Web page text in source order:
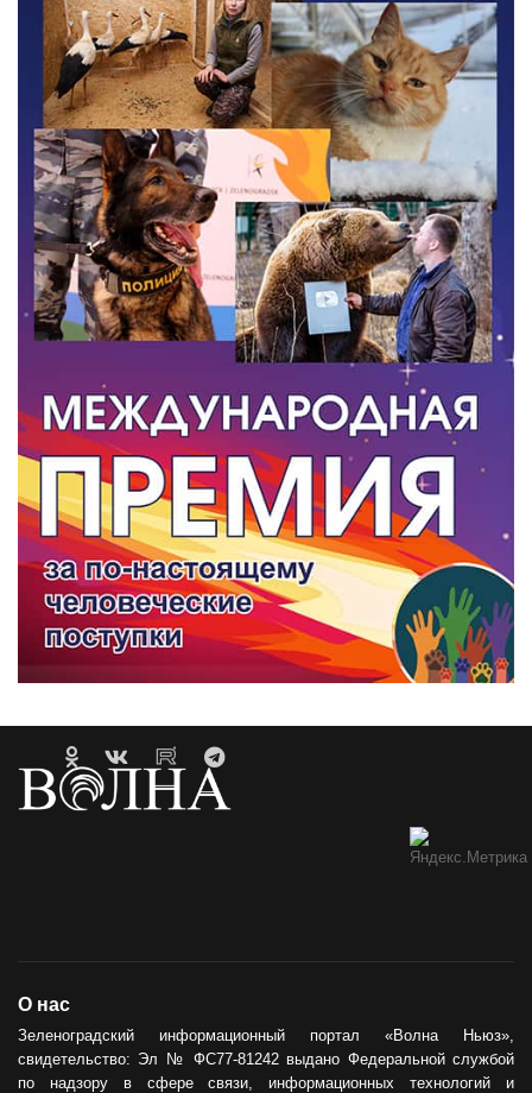
О нас
Зеленоградский информационный портал «Волна Ньюз»,
свидетельство: Эл № ФС77-81242 выдано Федеральной службой
по надзору в сфере связи, информационных технологий и